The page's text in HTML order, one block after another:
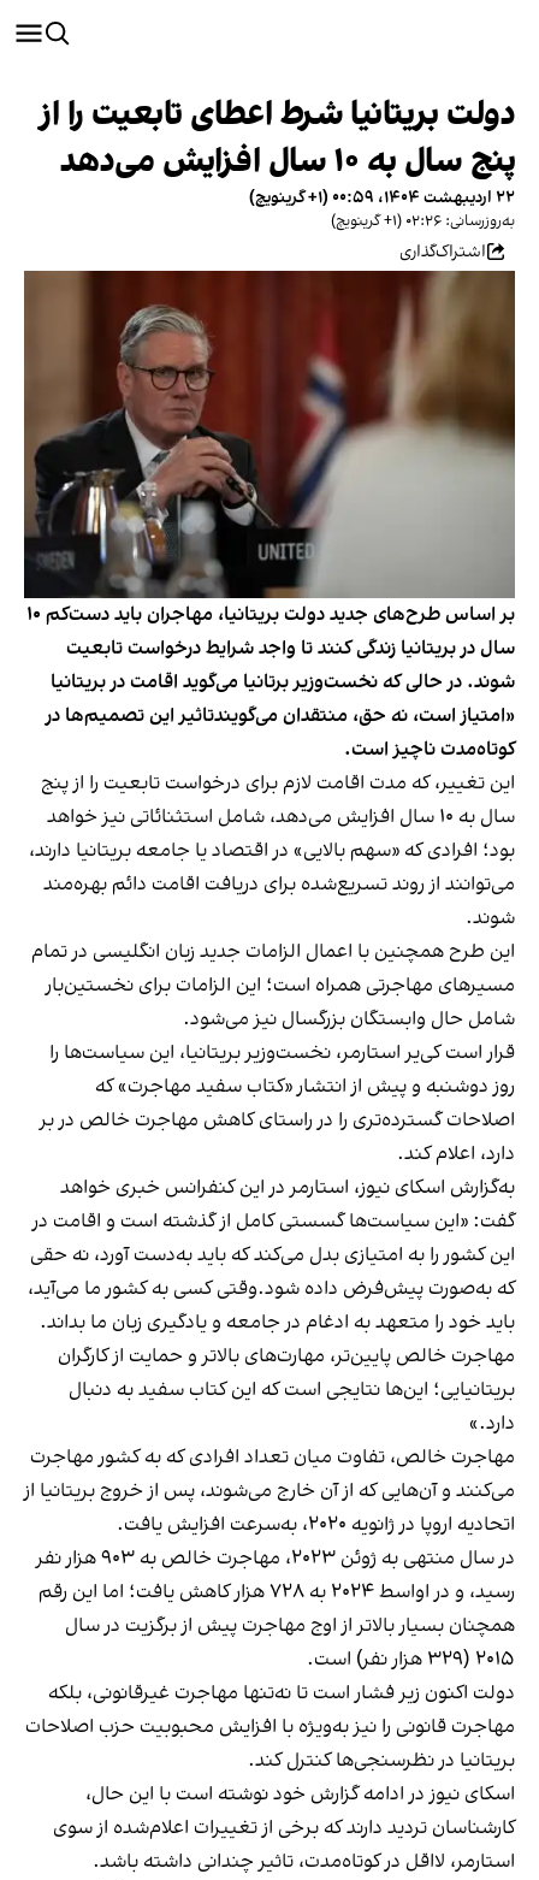
دولت بریتانیا شرط اعطای تابعیت را از
پنج سال به ۱۰ سال افزایش می‌دهد
۲۲ اردیبهشت ۱۴۰۴، ۰۰:۵۹ (‎+۱ گرینویچ)
به‌روزرسانی: ۰۲:۲۶ (‎+۱ گرینویچ)
اشتراک‌گذاری
بر اساس طرح‌های جدید دولت بریتانیا، مهاجران باید دست‌کم ۱۰
سال در بریتانیا زندگی کنند تا واجد شرایط درخواست تابعیت
شوند. در حالی که نخست‌وزیر برتانیا می‌گوید اقامت در بریتانیا
«امتیاز است، نه حق، منتقدان می‌گویندتاثیر این تصمیم‌ها در
کوتاه‌مدت ناچیز است.
این تغییر، که مدت اقامت لازم برای درخواست تابعیت را از پنج
سال به ۱۰ سال افزایش می‌دهد، شامل استثنائاتی نیز خواهد
بود؛ افرادی که «سهم بالایی» در اقتصاد یا جامعه بریتانیا دارند،
می‌توانند از روند تسریع‌شده برای دریافت اقامت دائم بهره‌مند
شوند.
این طرح همچنین با اعمال الزامات جدید زبان انگلیسی در تمام
مسیرهای مهاجرتی همراه است؛ این الزامات برای نخستین‌بار
شامل حال وابستگان بزرگسال نیز می‌شود.
قرار است کی‌یر استارمر، نخست‌وزیر بریتانیا، این سیاست‌ها را
روز دوشنبه و پیش از انتشار «کتاب سفید مهاجرت» که
اصلاحات گسترده‌تری را در راستای کاهش مهاجرت خالص در بر
دارد، اعلام کند.
به‌گزارش اسکای نیوز، استارمر در این کنفرانس خبری خواهد
گفت: «این سیاست‌ها گسستی کامل از گذشته است و اقامت در
این کشور را به امتیازی بدل می‌کند که باید به‌دست آورد، نه حقی
که به‌صورت پیش‌فرض داده شود.وقتی کسی به کشور ما می‌آید،
باید خود را متعهد به ادغام در جامعه و یادگیری زبان ما بداند.
مهاجرت خالص پایین‌تر، مهارت‌های بالاتر و حمایت از کارگران
بریتانیایی؛ این‌ها نتایجی است که این کتاب سفید به دنبال
دارد.»
مهاجرت خالص، تفاوت میان تعداد افرادی که به کشور مهاجرت
می‌کنند و آن‌هایی که از آن خارج می‌شوند، پس از خروج بریتانیا از
اتحادیه اروپا در ژانویه ۲۰۲۰، به‌سرعت افزایش یافت.
در سال منتهی به ژوئن ۲۰۲۳، مهاجرت خالص به ۹۰۳ هزار نفر
رسید، و در اواسط ۲۰۲۴ به ۷۲۸ هزار کاهش یافت؛ اما این رقم
همچنان بسیار بالاتر از اوج مهاجرت پیش از برگزیت در سال
۲۰۱۵ (۳۲۹ هزار نفر) است.
دولت اکنون زیر فشار است تا نه‌تنها مهاجرت غیرقانونی، بلکه
مهاجرت قانونی را نیز به‌ویژه با افزایش محبوبیت حزب اصلاحات
بریتانیا در نظرسنجی‌ها کنترل کند.
اسکای نیوز در ادامه گزارش خود نوشته است با این حال،
کارشناسان تردید دارند که برخی از تغییرات اعلام‌شده از سوی
استارمر، لااقل در کوتاه‌مدت، تاثیر چندانی داشته باشد.